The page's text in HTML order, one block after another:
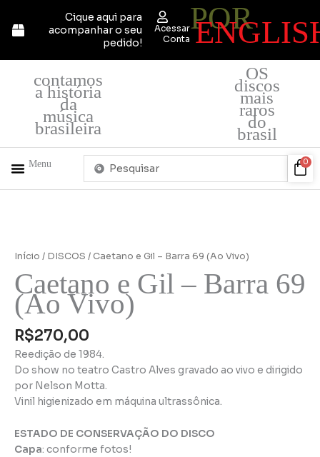
para
Cique aqui para
acompanhar o seu
pedido!
Acessar
Conta
POR
contamos
a história
da
música
brasileira
OS
discos
mais
raros
do
brasil
Menu
Pesquisar
0
Início / DISCOS / Caetano e Gil – Barra 69 (Ao Vivo)
Caetano e Gil – Barra 69
(Ao Vivo)
R$270,00
Reedição de 1984.
Do show no teatro Castro Alves gravado ao vivo e dirigido
por Nelson Motta.
Vinil higienizado em máquina ultrassônica.
ESTADO DE CONSERVAÇÃO DO DISCO
Capa: conforme fotos!